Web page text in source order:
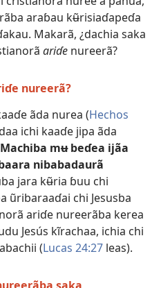
araɓau kʉ̃risiaɗapeɗa
Makarã, ¿dachia saka
ariɗe nureerã?
nureerã?
ãda nurea (Hechos
ichi kaaɗe jipa ãda
mʉ beɗea ijãa
nibabadaurã
jara kʉ̃ria ɓuu chi
ũribaraaɗai chi Jesusba
ariɗe nureerãba kerea
Jesús kĩrachaa, ichia chi
(Lucas 24:27 leas).